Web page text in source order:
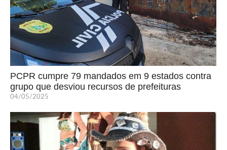
PCPR cumpre 79 mandados em 9 estados contra
grupo que desviou recursos de prefeituras
04/05/2025